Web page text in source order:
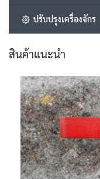
ปรับปรุงเครื่องจักร
สินค้าแนะนำ